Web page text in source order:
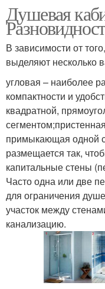
Душевая
В зависимости от
выделяют несколько
угловая – наиболее
компактности и
квадратной,
примыкающая одной
размещается так,
капитальные стены
Часто одна или две
для ограничения
участок между
канализацию.